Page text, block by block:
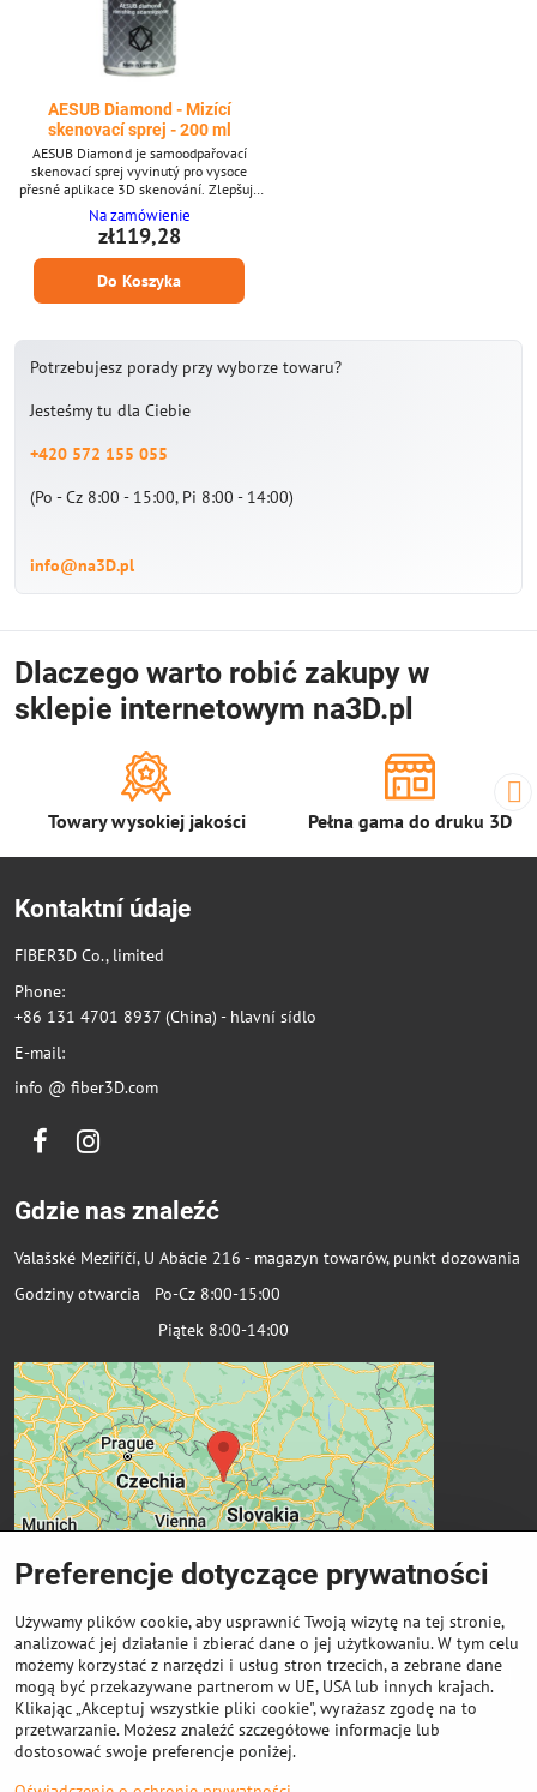
AESUB Diamond - Mizící
skenovací sprej - 200 ml
AESUB Diamond je samoodpařovací
skenovací sprej vyvinutý pro vysoce
přesné aplikace 3D skenování. Zlepšuje
kvalitu skenování na reflexních a
průhledných površích, aniž by vyžadoval
následné čištění. Speciálně navržený pro
použití s CT, modrým světlem a dalšími
špičkovými metrologickými systémy,
poskytuje přesné výsledky bez zbytků i v
Na zamówienie
zł119,28
Do Koszyka
Potrzebujesz porady przy wyborze towaru?
Jesteśmy tu dla Ciebie
+420 572 155 055
(Po - Cz 8:00 - 15:00, Pi 8:00 - 14:00)
info@na3D.pl
Dlaczego warto robić zakupy w
sklepie internetowym na3D.pl
Towary wysokiej jakości Pełna gama do druku 3D
Kontaktní údaje
FIBER3D Co., limited
Phone:
+86 131 4701 8937 (China) - hlavní sídlo
E-mail:
info @ fiber3D.com
FacebookInstagram
Gdzie nas znaleźć
Valašské Meziříčí, U Abácie 216 - magazyn towarów, punkt dozowania
Godziny otwarcia Po-Cz 8:00-15:00
Piątek 8:00-14:00
Ważne linki
Odkup cewek
Preferencje dotyczące prywatności
Używamy plików cookie, aby usprawnić Twoją wizytę na tej stronie,
analizować jej działanie i zbierać dane o jej użytkowaniu. W tym celu
możemy korzystać z narzędzi i usług stron trzecich, a zebrane dane
mogą być przekazywane partnerom w UE, USA lub innych krajach.
Klikając „Akceptuj wszystkie pliki cookie", wyrażasz zgodę na to
przetwarzanie. Możesz znaleźć szczegółowe informacje lub
dostosować swoje preferencje poniżej.